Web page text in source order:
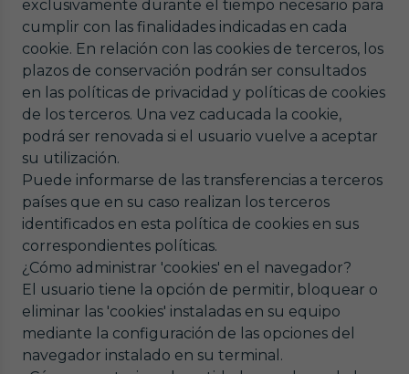
exclusivamente durante el tiempo necesario para
cumplir con las finalidades indicadas en cada
cookie. En relación con las cookies de terceros, los
plazos de conservación podrán ser consultados
en las políticas de privacidad y políticas de cookies
de los terceros. Una vez caducada la cookie,
podrá ser renovada si el usuario vuelve a aceptar
su utilización.
Puede informarse de las transferencias a terceros
países que en su caso realizan los terceros
identificados en esta política de cookies en sus
correspondientes políticas.
¿Cómo administrar 'cookies' en el navegador?
El usuario tiene la opción de permitir, bloquear o
eliminar las 'cookies' instaladas en su equipo
mediante la configuración de las opciones del
navegador instalado en su terminal.